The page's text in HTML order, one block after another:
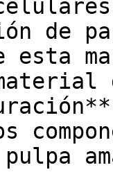
de
esta
pulpa